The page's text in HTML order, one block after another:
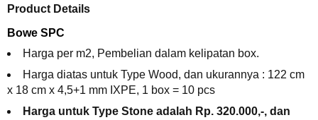
Product Details
Bowe SPC
Harga per m2, Pembelian dalam kelipatan box.
Harga diatas untuk Type Wood, dan ukurannya : 122 cm
x 18 cm x 4,5+1 mm IXPE, 1 box = 10 pcs
Harga untuk Type Stone adalah Rp. 320.000,-, dan